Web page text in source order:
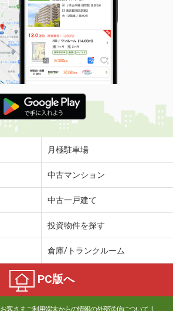
月極駐車場
中古マンション
中古一戸建て
投資物件を探す
倉庫/トランクルーム
PC版へ
お客さまご利用端末からの情報の外部送信について